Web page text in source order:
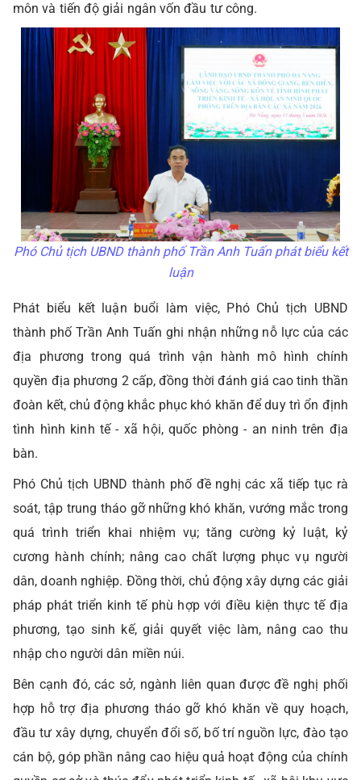
môn và tiến độ giải ngân vốn đầu tư công.
Phó Chủ tịch UBND thành phố Trần Anh Tuấn phát biểu kết
luận
Phát biểu kết luận buổi làm việc, Phó Chủ tịch UBND
thành phố Trần Anh Tuấn ghi nhận những nỗ lực của các
địa phương trong quá trình vận hành mô hình chính
quyền địa phương 2 cấp, đồng thời đánh giá cao tinh thần
đoàn kết, chủ động khắc phục khó khăn để duy trì ổn định
tình hình kinh tế - xã hội, quốc phòng - an ninh trên địa
bàn.
Phó Chủ tịch UBND thành phố đề nghị các xã tiếp tục rà
soát, tập trung tháo gỡ những khó khăn, vướng mắc trong
quá trình triển khai nhiệm vụ; tăng cường kỷ luật, kỷ
cương hành chính; nâng cao chất lượng phục vụ người
dân, doanh nghiệp. Đồng thời, chủ động xây dựng các giải
pháp phát triển kinh tế phù hợp với điều kiện thực tế địa
phương, tạo sinh kế, giải quyết việc làm, nâng cao thu
nhập cho người dân miền núi.
Bên cạnh đó, các sở, ngành liên quan được đề nghị phối
hợp hỗ trợ địa phương tháo gỡ khó khăn về quy hoạch,
đầu tư xây dựng, chuyển đổi số, bố trí nguồn lực, đào tạo
cán bộ, góp phần nâng cao hiệu quả hoạt động của chính